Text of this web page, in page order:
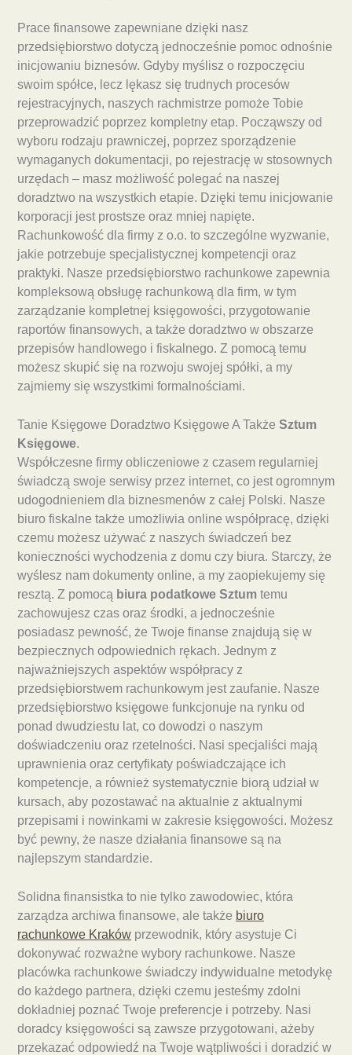
Prace finansowe zapewniane dzięki nasz
przedsiębiorstwo dotyczą jednocześnie pomoc odnośnie
inicjowaniu biznesów. Gdyby myślisz o rozpoczęciu
swoim spółce, lecz lękasz się trudnych procesów
rejestracyjnych, naszych rachmistrze pomoże Tobie
przeprowadzić poprzez kompletny etap. Począwszy od
wyboru rodzaju prawniczej, poprzez sporządzenie
wymaganych dokumentacji, po rejestrację w stosownych
urzędach – masz możliwość polegać na naszej
doradztwo na wszystkich etapie. Dzięki temu inicjowanie
korporacji jest prostsze oraz mniej napięte.
Rachunkowość dla firmy z o.o. to szczególne wyzwanie,
jakie potrzebuje specjalistycznej kompetencji oraz
praktyki. Nasze przedsiębiorstwo rachunkowe zapewnia
kompleksową obsługę rachunkową dla firm, w tym
zarządzanie kompletnej księgowości, przygotowanie
raportów finansowych, a także doradztwo w obszarze
przepisów handlowego i fiskalnego. Z pomocą temu
możesz skupić się na rozwoju swojej spółki, a my
zajmiemy się wszystkimi formalnościami.
Tanie Księgowe Doradztwo Księgowe A Także Sztum
Księgowe.
Współczesne firmy obliczeniowe z czasem regularniej
świadczą swoje serwisy przez internet, co jest ogromnym
udogodnieniem dla biznesmenów z całej Polski. Nasze
biuro fiskalne także umożliwia online współpracę, dzięki
czemu możesz używać z naszych świadczeń bez
konieczności wychodzenia z domu czy biura. Starczy, że
wyślesz nam dokumenty online, a my zaopiekujemy się
resztą. Z pomocą biura podatkowe Sztum temu
zachowujesz czas oraz środki, a jednocześnie
posiadasz pewność, że Twoje finanse znajdują się w
bezpiecznych odpowiednich rękach. Jednym z
najważniejszych aspektów współpracy z
przedsiębiorstwem rachunkowym jest zaufanie. Nasze
przedsiębiorstwo księgowe funkcjonuje na rynku od
ponad dwudziestu lat, co dowodzi o naszym
doświadczeniu oraz rzetelności. Nasi specjaliści mają
uprawnienia oraz certyfikaty poświadczające ich
kompetencje, a również systematycznie biorą udział w
kursach, aby pozostawać na aktualnie z aktualnymi
przepisami i nowinkami w zakresie księgowości. Możesz
być pewny, że nasze działania finansowe są na
najlepszym standardzie.
Solidna finansistka to nie tylko zawodowiec, która
zarządza archiwa finansowe, ale także biuro
rachunkowe Kraków przewodnik, który asystuje Ci
dokonywać rozważne wybory rachunkowe. Nasze
placówka rachunkowe świadczy indywidualne metodykę
do każdego partnera, dzięki czemu jesteśmy zdolni
dokładniej poznać Twoje preferencje i potrzeby. Nasi
doradcy księgowości są zawsze przygotowani, ażeby
przekazać odpowiedź na Twoje wątpliwości i doradzić w